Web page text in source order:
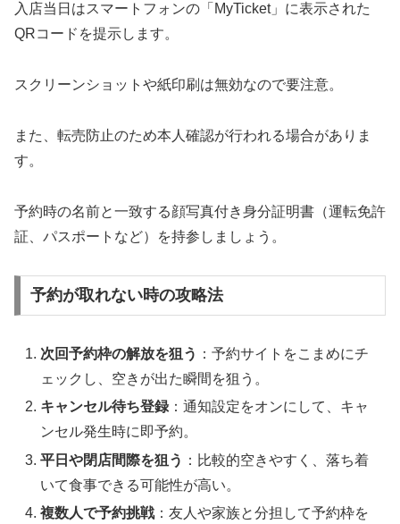
入店当日はスマートフォンの「MyTicket」に表示された
QRコードを提示します。
スクリーンショットや紙印刷は無効なので要注意。
また、転売防止のため本人確認が行われる場合がありま
す。
予約時の名前と一致する顔写真付き身分証明書（運転免許
証、パスポートなど）を持参しましょう。
予約が取れない時の攻略法
次回予約枠の解放を狙う ：予約サイトをこまめにチ
ェックし、空きが出た瞬間を狙う。
キャンセル待ち登録：通知設定をオンにして、キャ
ンセル発生時に即予約。
平日や閉店間際を狙う ：比較的空きやすく、落ち着
いて食事できる可能性が高い。
複数人で予約挑戦：友人や家族と分担して予約枠を